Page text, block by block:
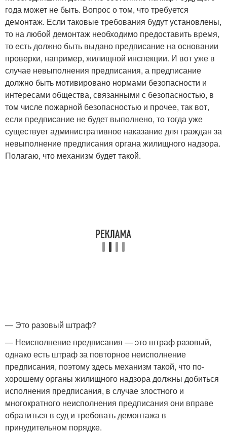
года может не быть. Вопрос о том, что требуется
демонтаж. Если таковые требования будут установлены,
то на любой демонтаж необходимо предоставить время,
то есть должно быть выдано предписание на основании
проверки, например, жилищной инспекции. И вот уже в
случае невыполнения предписания, а предписание
должно быть мотивировано нормами безопасности и
интересами общества, связанными с безопасностью, в
том числе пожарной безопасностью и прочее, так вот,
если предписание не будет выполнено, то тогда уже
существует административное наказание для граждан за
невыполнение предписания органа жилищного надзора.
Полагаю, что механизм будет такой.
— Это разовый штраф?
— Неисполнение предписания — это штраф разовый,
однако есть штраф за повторное неисполнение
предписания, поэтому здесь механизм такой, что по-
хорошему органы жилищного надзора должны добиться
исполнения предписания, в случае злостного и
многократного неисполнения предписания они вправе
обратиться в суд и требовать демонтажа в
принудительном порядке.